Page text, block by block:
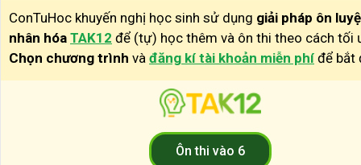
ConTuHoc khuyến nghị học sinh sử dụng giải pháp ôn
nhân hóa TAK12 để (tự) học thêm và ôn thi theo cách tối
Chọn chương trình và đăng kí tài khoản miễn phí để bắt
Ôn thi vào 6